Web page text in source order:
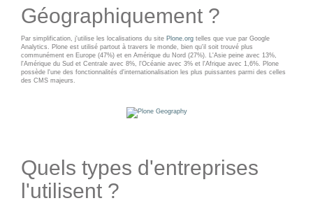
Migration
CLOUD
TARIFS D'HÉBERGEMENT
Externalisation Cloud
Intranet collectivité
Refonte Web
TMA Intranet
CONTACT
Géographiquement ?
Par simplification, j'utilise les localisations du site Plone.org telles que vue par Google
Analytics. Plone est utilisé partout à travers le monde, bien qu'il soit trouvé plus
communément en Europe (47%) et en Amérique du Nord (27%). L'Asie peine avec 13%,
l'Amérique du Sud et Centrale avec 8%, l'Océanie avec 3% et l'Afrique avec 1,6%. Plone
possède l'une des fonctionnalités d'internationalisation les plus puissantes parmi des celles
des CMS majeurs.
Quels types d'entreprises
l'utilisent ?